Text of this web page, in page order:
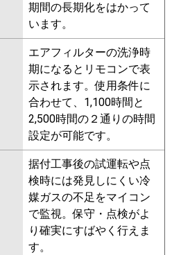
期間の長期化をはかって
います。
エアフィルターの洗浄時
期になるとリモコンで表
示されます。使用条件に
合わせて、1,100時間と
2,500時間の２通りの時間
設定が可能です。
据付工事後の試運転や点
検時には発見しにくい冷
媒ガスの不足をマイコン
で監視。保守・点検がよ
り確実にすばやく行えま
す。